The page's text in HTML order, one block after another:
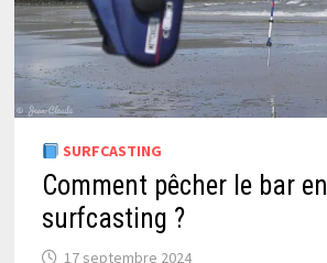
SURFCASTING
Comment pêcher le bar en
surfcasting ?
17 septembre 2024